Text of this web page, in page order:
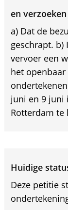
en verzoeken
a) Dat de
geschrapt. b)
vervoer een
het
juni en 9 juni
Rotterdam te
Huidige
Deze petitie